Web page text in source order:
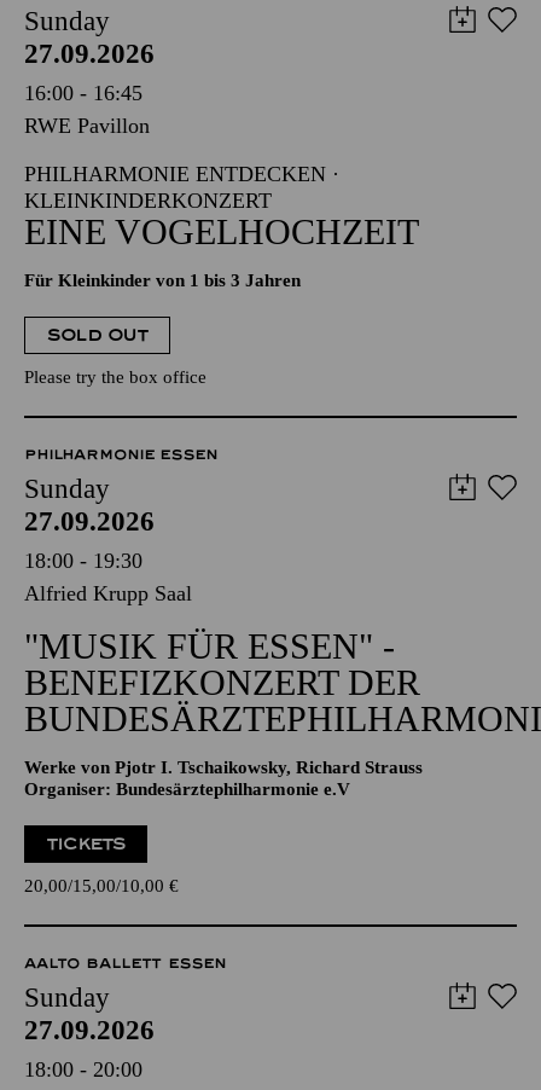
Sunday
27.09.2026
16:00 - 16:45
RWE Pavillon
PHILHARMONIE ENTDECKEN ·
KLEINKINDERKONZERT
EINE VOGELHOCHZEIT
Für Kleinkinder von 1 bis 3 Jahren
SOLD OUT
Please try the box office
PHILHARMONIE ESSEN
Sunday
27.09.2026
18:00 - 19:30
Alfried Krupp Saal
"MUSIK FÜR ESSEN" -
BENEFIZKONZERT DER
Werke von Pjotr I. Tschaikowsky, Richard Strauss
Organiser: Bundesärztephilharmonie e.V
TICKETS
20,00 15,00 10,00 €
AALTO BALLETT ESSEN
Sunday
27.09.2026
18:00 - 20:00